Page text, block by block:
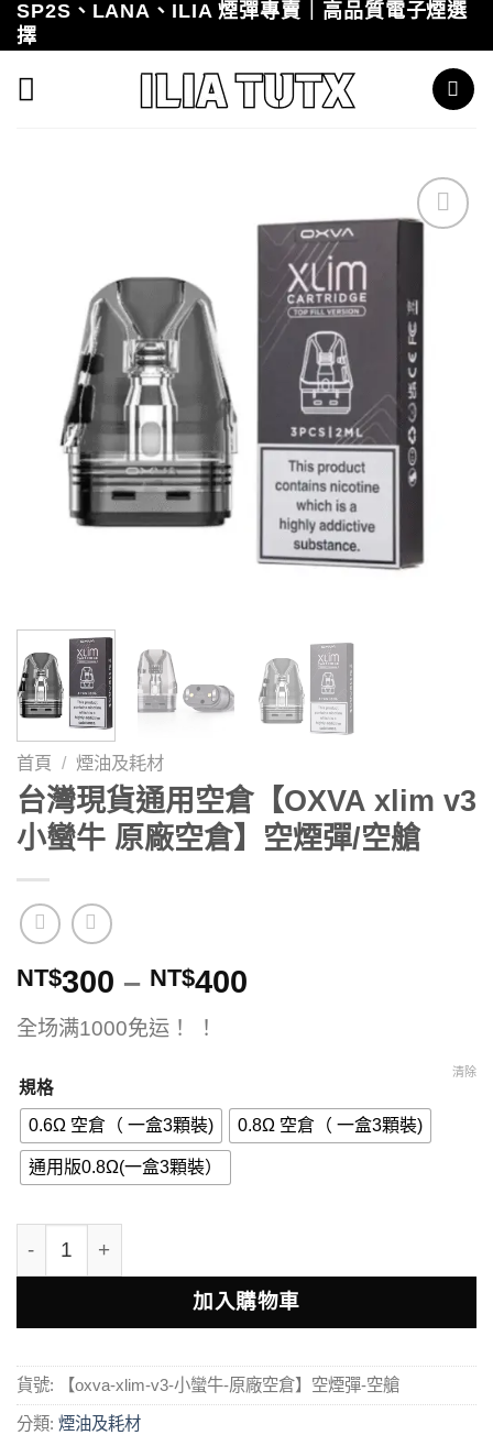
Skip
to
content
SP2S、LANA、ILIA 煙彈專賣｜高品質電子煙選
擇
首頁 / 煙油及耗材
台灣現貨通用空倉【OXVA xlim v3
小蠻牛 原廠空倉】空煙彈/空艙
NT$300 – NT$400
NT$300
到
全场满1000免运！ ！
規格
0.6Ω 空倉（ 一盒3顆裝)
0.8Ω 空倉（ 一盒3顆裝)
通用版0.8Ω(一盒3顆裝）
清除
加入購物車
貨號: 【oxva-xlim-v3-小蠻牛-原廠空倉】空煙彈-空艙
分類: 煙油及耗材